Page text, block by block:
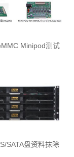
Minipod测试
SATA盘资料抹除